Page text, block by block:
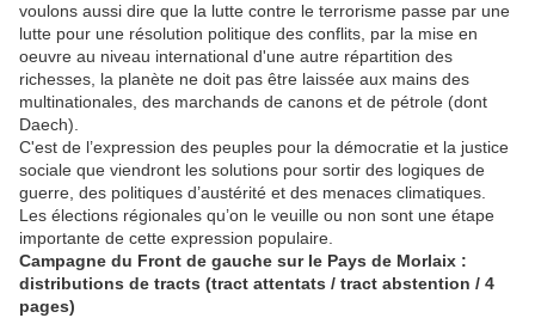
voulons aussi dire que la lutte contre le terrorisme passe par une
lutte pour une résolution politique des conflits, par la mise en
oeuvre au niveau international d'une autre répartition des
richesses, la planète ne doit pas être laissée aux mains des
multinationales, des marchands de canons et de pétrole (dont
Daech).
C'est de l’expression des peuples pour la démocratie et la justice
sociale que viendront les solutions pour sortir des logiques de
guerre, des politiques d’austérité et des menaces climatiques.
Les élections régionales qu’on le veuille ou non sont une étape
importante de cette expression populaire.
Campagne du Front de gauche sur le Pays de Morlaix :
distributions de tracts (tract attentats / tract abstention / 4
pages)